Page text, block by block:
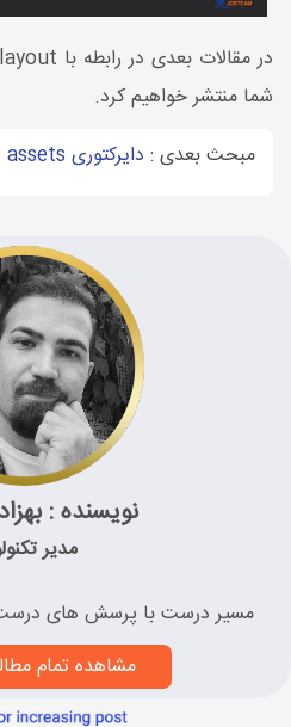
شما منتشر خواهیم کرد.
مبحث بعدی : دایرکتوری assets در ناکست
نویسنده :
مدیر
مسیر درست با پرسش های
مشاهده تمام